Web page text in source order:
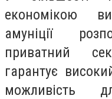
економікою
амуніції
приватний
гарантує
можливість